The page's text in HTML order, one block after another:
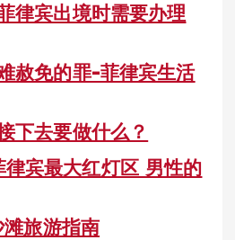
律宾出境时需要办理
赦免的罪-菲律宾生活
下去要做什么？
宾最大红灯区 男性的
旅游指南